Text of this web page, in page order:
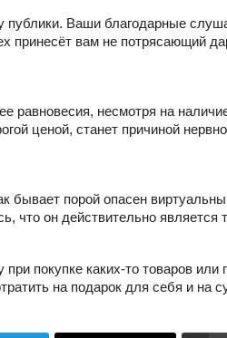
публики. Ваши благодарные
принесёт вам не потрясающий
равновесия, несмотря на
ценой, станет причиной
бывает порой опасен
что он действительно является
покупке каких-то товаров или
на подарок для себя и на